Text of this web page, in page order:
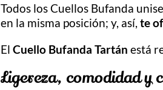
Todos los Cuellos Bufanda
en la misma posición; y, así, te
El Cuello Bufanda Tartán está
Ligereza, comodidad y